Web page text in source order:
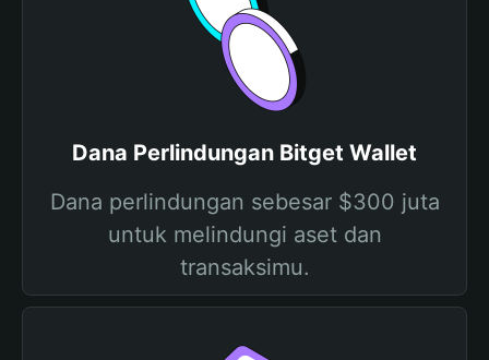
Dana Perlindungan Bitget Wallet
Dana perlindungan sebesar $300 juta
untuk melindungi aset dan
transaksimu.